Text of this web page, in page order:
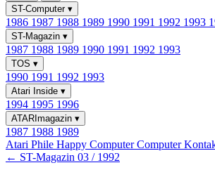
ST-Computer ▾
1986 1987 1988 1989 1990 1991 1992 1993
ST-Magazin ▾
1987 1988 1989 1990 1991 1992 1993
TOS ▾
1990 1991 1992 1993
Atari Inside ▾
1994 1995 1996
ATARImagazin ▾
1987 1988 1989
Atari Phile Happy ComputerComputer
← ST-Magazin 03 / 1992